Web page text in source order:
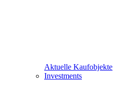
Aktuelle Kaufobjekte
Investments